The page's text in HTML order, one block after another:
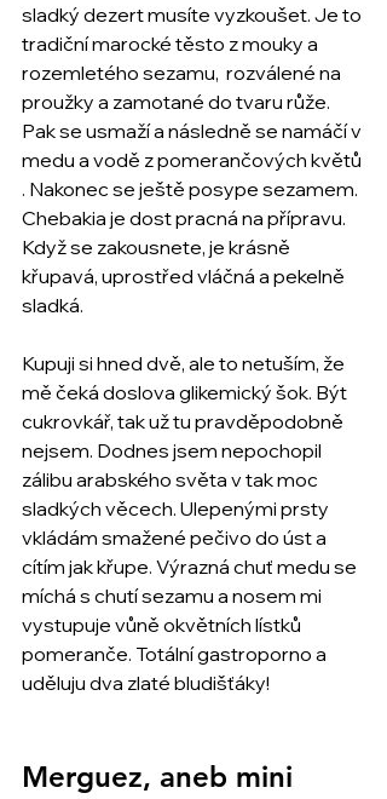
sladký dezert musíte vyzkoušet. Je to
tradiční marocké těsto z mouky a
rozemletého sezamu,  rozválené na
proužky a zamotané do tvaru růže.
Pak se usmaží a následně se namáčí v
medu a vodě z pomerančových květů
. Nakonec se ještě posype sezamem.
Chebakia je dost pracná na přípravu.
Když se zakousnete, je krásně
křupavá, uprostřed vláčná a pekelně
sladká.
Kupuji si hned dvě, ale to netuším, že
mě čeká doslova glikemický šok. Být
cukrovkář, tak už tu pravděpodobně
nejsem. Dodnes jsem nepochopil
zálibu arabského světa v tak moc
sladkých věcech. Ulepenými prsty
vkládám smažené pečivo do úst a
cítím jak křupe. Výrazná chuť medu se
míchá s chutí sezamu a nosem mi
vystupuje vůně okvětních lístků
pomeranče. Totální gastroporno a
uděluju dva zlaté bludišťáky!
Merguez, aneb mini